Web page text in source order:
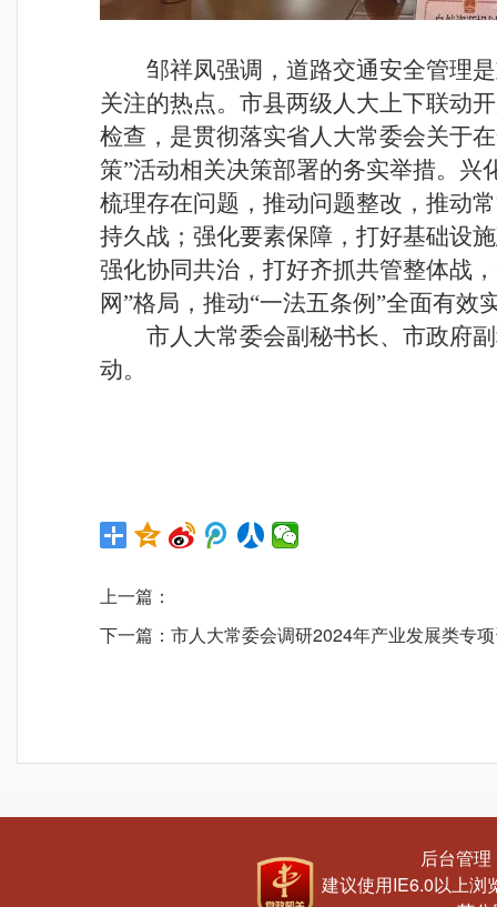
邹祥凤强调，道路交通安全管理
关注的热点。市县两级人大上下联动
检查，是贯彻落实省人大常委会关于
策”活动相关决策部署的务实举措。
梳理存在问题，推动问题整改，推动
持久战；强化要素保障，打好基础设
强化协同共治，打好齐抓共管整体战
网”格局，推动“一法五条例”全面有效
市人大常委会副秘书长、市政府
动。
上一篇：
下一篇：市人大常委会调研2024年产业发展类专
后台管理
建议使用IE6.0以上